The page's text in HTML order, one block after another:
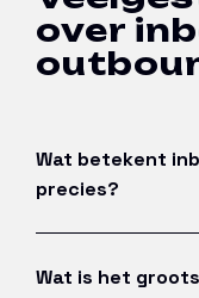
over
Wat betekent
precies?
Wat is het